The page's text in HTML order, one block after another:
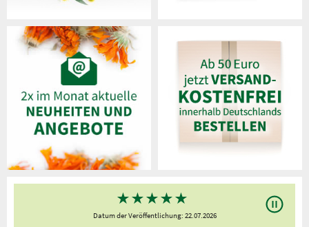
★★★★★
Datum der Veröffentlichung: 22.07.2026